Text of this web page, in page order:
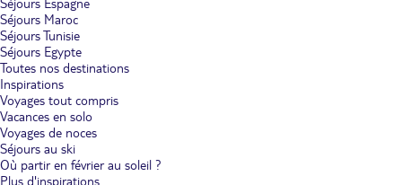
Séjours Espagne
Séjours Maroc
Séjours Tunisie
Séjours Egypte
Toutes nos destinations
Inspirations
Voyages tout compris
Vacances en solo
Voyages de noces
Séjours au ski
Où partir en février au soleil ?
Plus d'inspirations